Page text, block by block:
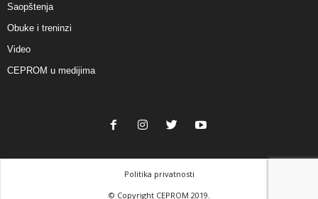
Saopštenja
Obuke i treninzi
Video
CEPROM u medijima
Politika privatnosti
© Copyright CEPROM 2019.